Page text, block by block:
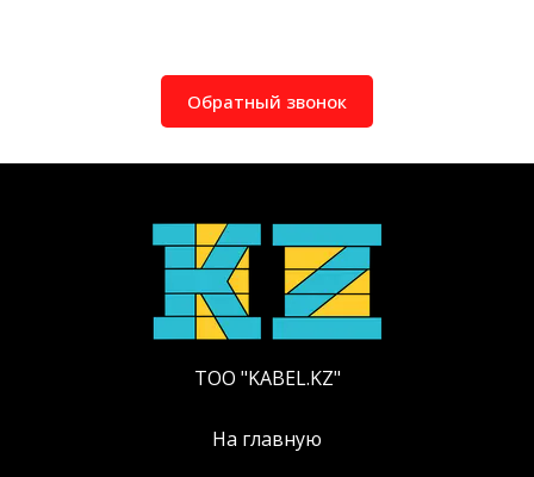
Обратный звонок
ТОО "KABEL.KZ"
На главную